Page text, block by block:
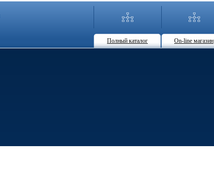
Полный каталог On-line магазин